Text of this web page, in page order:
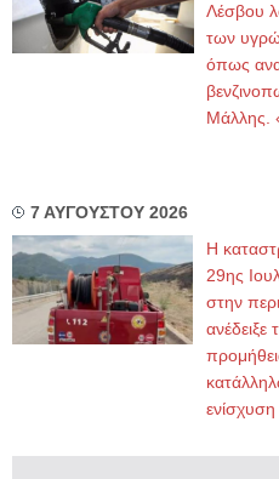
Λέσβου
των
όπως
Μάλλης.
7 ΑΥΓΟΥΣΤΟΥ 2026
Η
29ης
στην
ανέδειξε
ενίσχυση